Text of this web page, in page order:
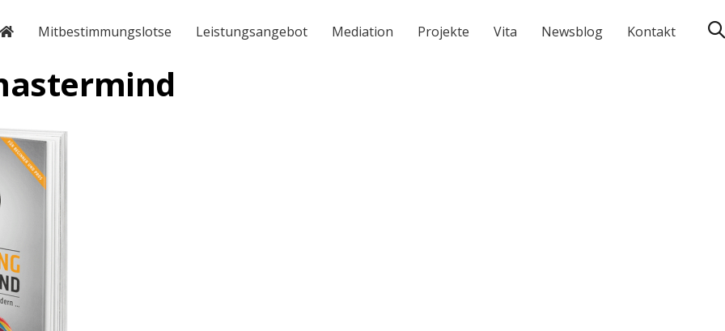
Mitbestimmungslotse Leistungsangebot Mediation Projekte Vita Newsblog Kontakt